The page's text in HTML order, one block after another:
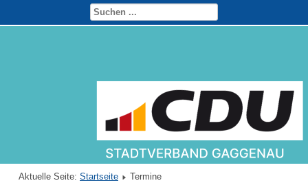
Aktuelle Seite: Startseite Termine